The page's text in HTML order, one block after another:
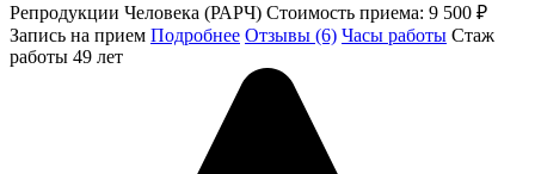
Репродукции Человека (РАРЧ) Стоимость приема: 9 500 ₽
Запись на прием Подробнее Отзывы (6) Часы работы Стаж
работы 49 лет